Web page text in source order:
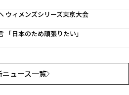
ウィメンズシリーズ東京大会
「日本のため頑張りたい」
ニュース一覧